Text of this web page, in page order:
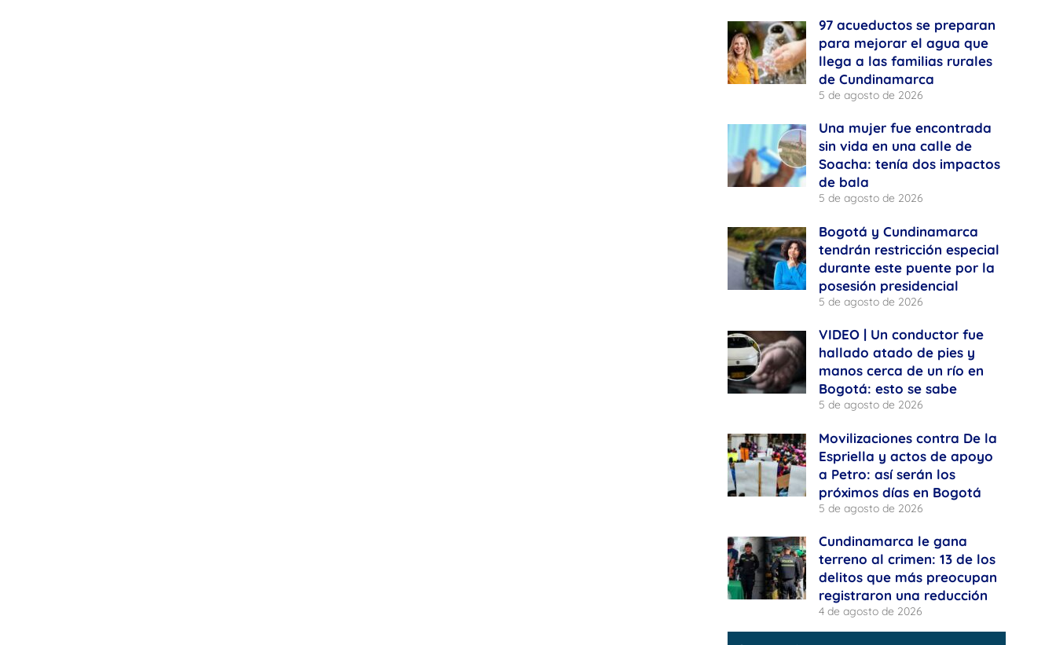
97 acueductos se preparan
para mejorar el agua que
llega a las familias rurales
de Cundinamarca
5 de agosto de 2026
Una mujer fue encontrada
sin vida en una calle de
Soacha: tenía dos impactos
de bala
5 de agosto de 2026
Bogotá y Cundinamarca
tendrán restricción especial
durante este puente por la
posesión presidencial
5 de agosto de 2026
VIDEO | Un conductor fue
hallado atado de pies y
manos cerca de un río en
Bogotá: esto se sabe
5 de agosto de 2026
Movilizaciones contra De la
Espriella y actos de apoyo
a Petro: así serán los
próximos días en Bogotá
5 de agosto de 2026
Cundinamarca le gana
terreno al crimen: 13 de los
delitos que más preocupan
registraron una reducción
4 de agosto de 2026